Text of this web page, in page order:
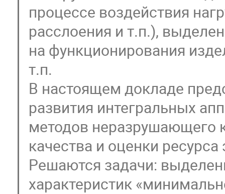
процессе воздействия
расслоения и т.п.),
на функционирования
т.п.
В настоящем докладе
развития интегральных
методов неразрушающего
качества и оценки
Решаются задачи:
характеристик